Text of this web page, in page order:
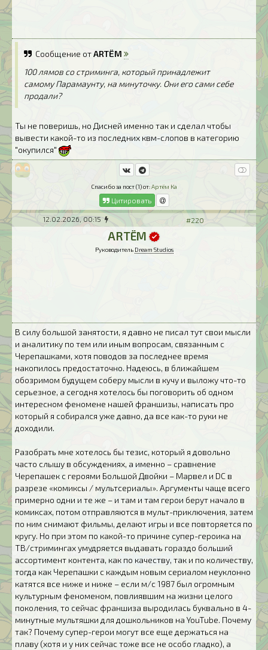
Сообщение отARTЁM
100 лямов со стриминга, который принадлежит
самому Парамаунту, на минуточку. Они его сами себе
продали?
Ты не поверишь, но Дисней именно так и сделал чтобы
вывести какой-то из последних квм-слопов в категорию
"окупился"
Спасибо за пост (1) от:Артём Ка
Цитировать
12.02.2026, 00:15 #220
ARTЁM
Руководитель Dream Studios
В силу большой занятости, я давно не писал тут свои мысли
и аналитику по тем или иным вопросам, связанным с
Черепашками, хотя поводов за последнее время
накопилось предостаточно. Надеюсь, в ближайшем
обозримом будущем соберу мысли в кучу и выложу что-то
серьезное, а сегодня хотелось бы поговорить об одном
интересном феномене нашей франшизы, написать про
который я собирался уже давно, да все как-то руки не
доходили.
Разобрать мне хотелось бы тезис, который я довольно
часто слышу в обсуждениях, а именно – сравнение
Черепашек с героями Большой Двойки – Марвел и DC в
разрезе «комиксы / мультсериалы». Аргументы чаще всего
примерно одни и те же – и там и там герои берут начало в
комиксах, потом отправляются в мульт-приключения, затем
по ним снимают фильмы, делают игры и все повторяется по
кругу. Но при этом по какой-то причине супер-героика на
ТВ/стримингах умудряется выдавать гораздо больший
ассортимент контента, как по качеству, так и по количеству,
тогда как Черепашки с каждым новым сериалом неуклонно
катятся все ниже и ниже – если м/с 1987 был огромным
культурным феноменом, повлиявшим на жизни целого
поколения, то сейчас франшиза выродилась буквально в 4-
минутные мультяшки для дошкольников на YouTube. Почему
так? Почему супер-герои могут все еще держаться на
плаву (хотя и у них сейчас тоже все не особо гладко), а